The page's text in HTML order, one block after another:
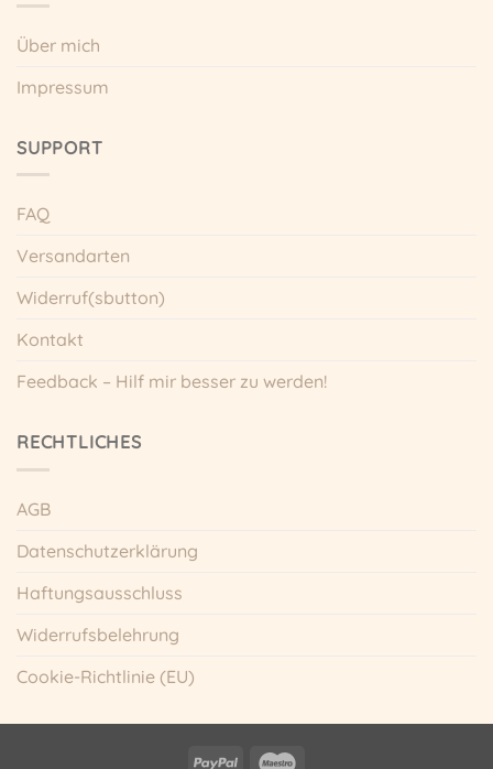
können
der
gewählt
Über mich
Impressum
SUPPORT
FAQ
Versandarten
Widerruf(sbutton)
Kontakt
Feedback – Hilf mir besser zu werden!
RECHTLICHES
AGB
Datenschutzerklärung
Haftungsausschluss
Widerrufsbelehrung
Cookie-Richtlinie (EU)
PayPal